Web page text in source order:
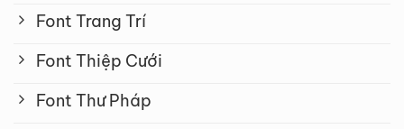
Font Trang Trí
Font Thiệp Cưới
Font Thư Pháp